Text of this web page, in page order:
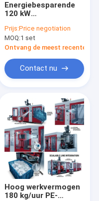
snelheidsinjectie
Energiebesparende
120 kW
100 mm MP100FD
Prijs:Price negotiation
MOQ:1 set
Ontvang de meest recente
Contact nu
Hoog werkvermogen
180 kg/uur PE-